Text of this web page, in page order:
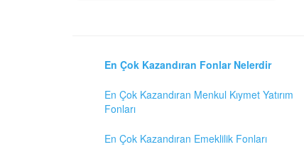
En Çok Kazandıran Fonlar Nelerdir
En Çok Kazandıran Menkul Kıymet Yatırım
Fonları
En Çok Kazandıran Emeklilik Fonları